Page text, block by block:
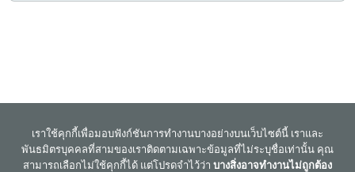
เราใช้คุกกี้เพื่อมอบฟังก์ชันการทำงานบางอย่างบนเว็บไซต์นี้ เราและ
พันธมิตรบุคคลที่สามของเราติดตามเฉพาะข้อมูลที่ไม่ระบุชื่อเท่านั้น คุณ
สามารถเลือกไม่ใช้คุกกี้ได้ แต่โปรดจำไว้ว่า บางสิ่งอาจทำงานไม่ถูกต้อง